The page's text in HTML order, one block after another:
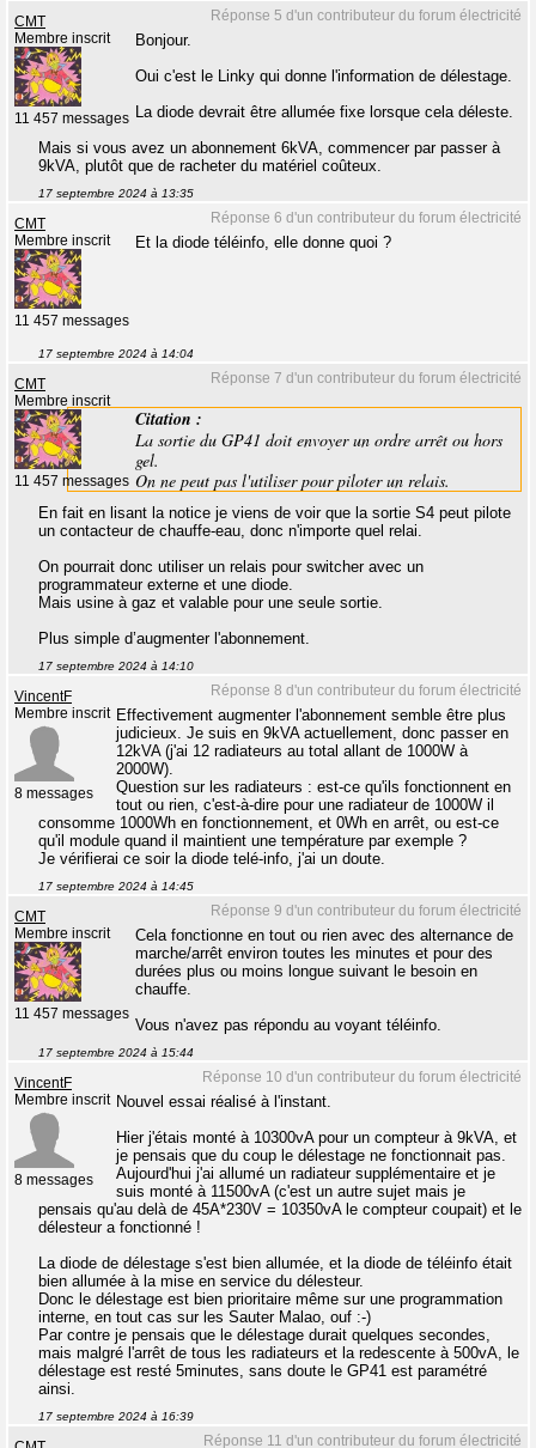
Réponse 5 d'un contributeur du forum électricité
CMT
Membre inscrit
11 457 messages
Bonjour.
Oui c'est le Linky qui donne l'information de délestage.
La diode devrait être allumée fixe lorsque cela déleste.
Mais si vous avez un abonnement 6kVA, commencer par passer à
9kVA, plutôt que de racheter du matériel coûteux.
17 septembre 2024 à 13:35
Réponse 6 d'un contributeur du forum électricité
CMT
Membre inscrit
11 457 messages
Et la diode téléinfo, elle donne quoi ?
17 septembre 2024 à 14:04
Réponse 7 d'un contributeur du forum électricité
CMT
Membre inscrit
11 457 messages
Citation :
La sortie du GP41 doit envoyer un ordre arrêt ou hors
gel.
On ne peut pas l'utiliser pour piloter un relais.
En fait en lisant la notice je viens de voir que la sortie S4 peut pilote
un contacteur de chauffe-eau, donc n'importe quel relai.
On pourrait donc utiliser un relais pour switcher avec un
programmateur externe et une diode.
Mais usine à gaz et valable pour une seule sortie.
Plus simple d’augmenter l'abonnement.
17 septembre 2024 à 14:10
Réponse 8 d'un contributeur du forum électricité
VincentF
Membre inscrit
8 messages
Effectivement augmenter l'abonnement semble être plus
judicieux. Je suis en 9kVA actuellement, donc passer en
12kVA (j'ai 12 radiateurs au total allant de 1000W à
2000W).
Question sur les radiateurs : est-ce qu'ils fonctionnent en
tout ou rien, c'est-à-dire pour une radiateur de 1000W il
consomme 1000Wh en fonctionnement, et 0Wh en arrêt, ou est-ce
qu'il module quand il maintient une température par exemple ?
Je vérifierai ce soir la diode telé-info, j'ai un doute.
17 septembre 2024 à 14:45
Réponse 9 d'un contributeur du forum électricité
CMT
Membre inscrit
11 457 messages
Cela fonctionne en tout ou rien avec des alternance de
marche/arrêt environ toutes les minutes et pour des
durées plus ou moins longue suivant le besoin en
chauffe.
Vous n'avez pas répondu au voyant téléinfo.
17 septembre 2024 à 15:44
Réponse 10 d'un contributeur du forum électricité
VincentF
Membre inscrit
8 messages
Nouvel essai réalisé à l'instant.
Hier j'étais monté à 10300vA pour un compteur à 9kVA, et
je pensais que du coup le délestage ne fonctionnait pas.
Aujourd'hui j'ai allumé un radiateur supplémentaire et je
suis monté à 11500vA (c'est un autre sujet mais je
pensais qu'au delà de 45A*230V = 10350vA le compteur coupait) et le
délesteur a fonctionné !
La diode de délestage s'est bien allumée, et la diode de téléinfo était
bien allumée à la mise en service du délesteur.
Donc le délestage est bien prioritaire même sur une programmation
interne, en tout cas sur les Sauter Malao, ouf :-)
Par contre je pensais que le délestage durait quelques secondes,
mais malgré l'arrêt de tous les radiateurs et la redescente à 500vA, le
délestage est resté 5minutes, sans doute le GP41 est paramétré
ainsi.
17 septembre 2024 à 16:39
Réponse 11 d'un contributeur du forum électricité